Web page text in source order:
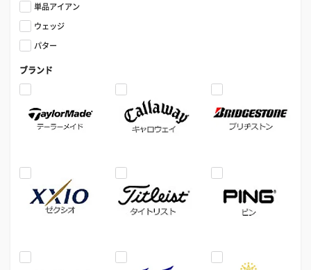
単品アイアン
ウェッジ
パター
ブランド